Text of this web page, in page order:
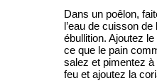
Dans un poêlon,
l’eau de cuisson
ébullition. Ajoutez
ce que le pain
salez et pimentez
feu et ajoutez la